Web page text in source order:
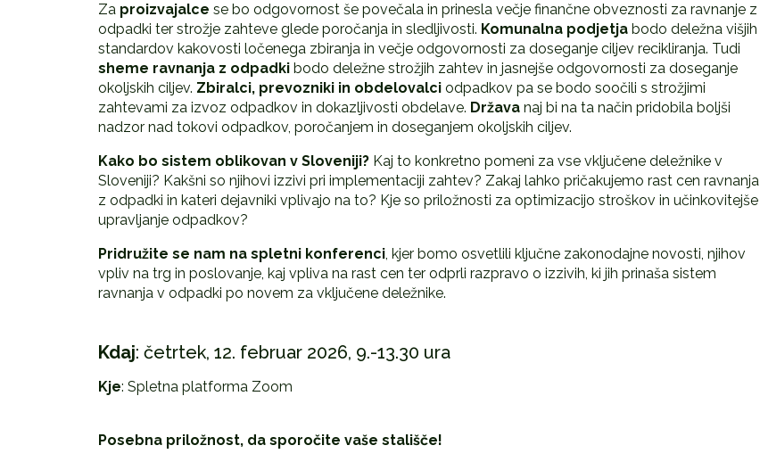
Za proizvajalce se bo odgovornost še povečala in prinesla večje finančne obveznosti za ravnanje z
odpadki ter strožje zahteve glede poročanja in sledljivosti. Komunalna podjetjabodo deležna višjih
standardov kakovosti ločenega zbiranja in večje odgovornosti za doseganje ciljev recikliranja. Tudi
sheme ravnanja z odpadkibodo deležne strožjih zahtev in jasnejše odgovornosti za doseganje
okoljskih ciljev. Zbiralci, prevozniki in obdelovalciodpadkov pa se bodo soočili s strožjimi
zahtevami za izvoz odpadkov in dokazljivosti obdelave. Državanaj bi na ta način pridobila boljši
nadzor nad tokovi odpadkov, poročanjem in doseganjem okoljskih ciljev.
Kako bo sistem oblikovan v Sloveniji?Kaj to konkretno pomeni za vse vključene deležnike v
Sloveniji? Kakšni so njihovi izzivi pri implementaciji zahtev? Zakaj lahko pričakujemo rast cen ravnanja
z odpadki in kateri dejavniki vplivajo na to? Kje so priložnosti za optimizacijo stroškov in učinkovitejše
upravljanje odpadkov?
Pridružite se nam na spletni konferenci, kjer bomo osvetlili ključne zakonodajne novosti, njihov
vpliv na trg in poslovanje, kaj vpliva na rast cen ter odprli razpravo o izzivih, ki jih prinaša sistem
ravnanja v odpadki po novem za vključene deležnike.
Kdaj: četrtek, 12. februar 2026, 9.-13.30 ura
Kje: Spletna platforma Zoom
Posebna priložnost, da sporočite vaše stališče!